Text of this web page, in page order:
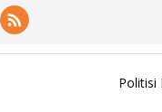
Politisi